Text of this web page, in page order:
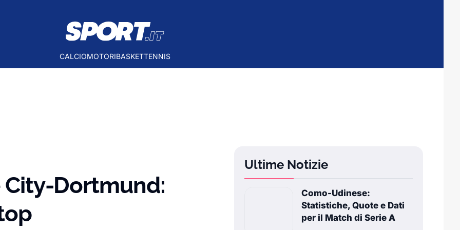
CALCIOMOTORIBASKETTENNIS
Dortmund:
Ultime Notizie
Como-Udinese:
Statistiche, Quote e Dati
per il Match di Serie A